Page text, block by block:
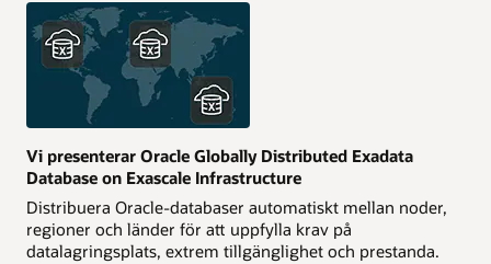
Vi presenterar Oracle Globally Distributed Exadata
Database on Exascale Infrastructure
Distribuera Oracle-databaser automatiskt mellan noder,
regioner och länder för att uppfylla krav på
datalagringsplats, extrem tillgänglighet och prestanda.